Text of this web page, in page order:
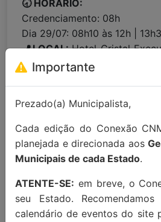
🕣 HORÁRIO:
Credenciamento: 08h
Dia 29/07: 08h10 às 12h |
📍LOCAL:Hotel Cristal
Romeu Lauro Werlang,
contato:
app(51) 99215-3439
Importante
Prezado(a) Municipalista,
Cada edição do Conexão
planejada e direcionada aos
Municipais de cada Estado.
ATENTE-SE: em breve, o
seu Estado.
calendário de eventos do site